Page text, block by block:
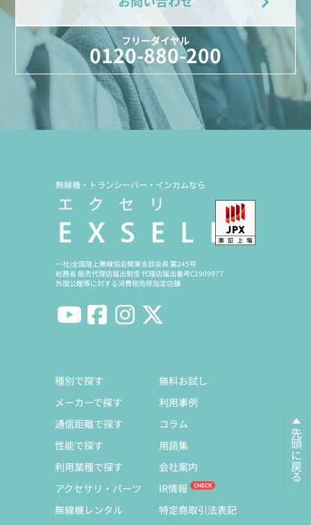
フリーダイヤル
0120-880-200
先頭に戻る
無線機・トランシーバー・インカムなら
一社)全国陸上無線協会関東支部会員 第245号
総務省 販売代理店届出制度 代理店届出番号C1909977
外国公館等に対する消費税免除指定店舗
種別で探す
メーカーで探す
通信距離で探す
性能で探す
利用業種で探す
アクセサリ・パーツ
無線機レンタル
無料お試し
利用事例
コラム
用語集
会社案内
IR情報
特定商取引法表記